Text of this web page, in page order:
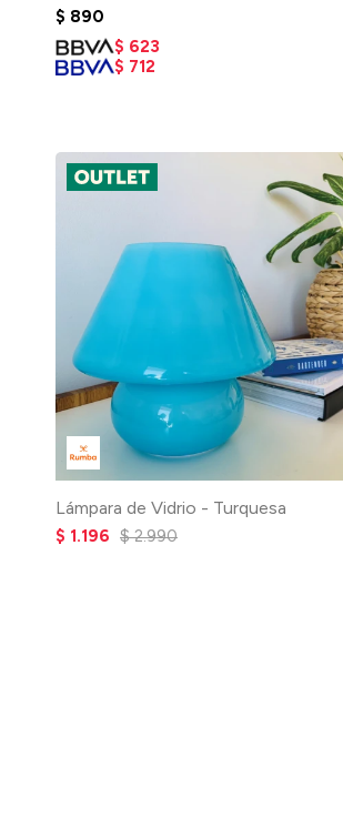
$ 890
$ 623
$ 712
Lámpara de Vidrio - Turquesa
$ 1.196 $ 2.990